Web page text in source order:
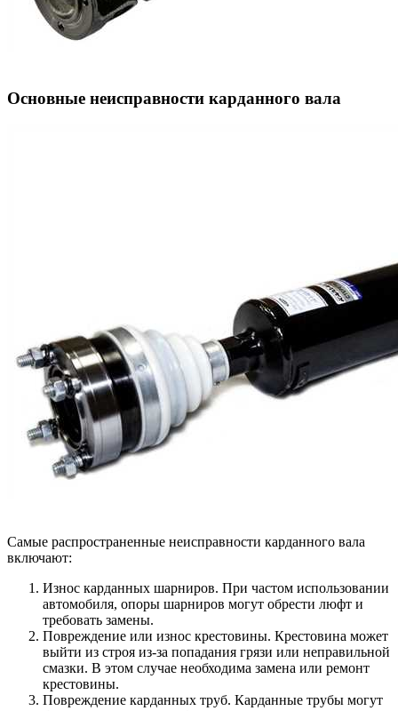
Основные неисправности карданного вала
Самые распространенные неисправности карданного вала
включают:
Износ карданных шарниров. При частом использовании
автомобиля, опоры шарниров могут обрести люфт и
требовать замены.
Повреждение или износ крестовины. Крестовина может
выйти из строя из-за попадания грязи или неправильной
смазки. В этом случае необходима замена или ремонт
крестовины.
Повреждение карданных труб. Карданные трубы могут